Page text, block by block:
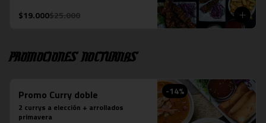
bebidas en lata a tu elección.
$19.000$25.000
Promociones nocturnas
-14%
Promo Curry doble
2 currys a elección + arrollados
primavera